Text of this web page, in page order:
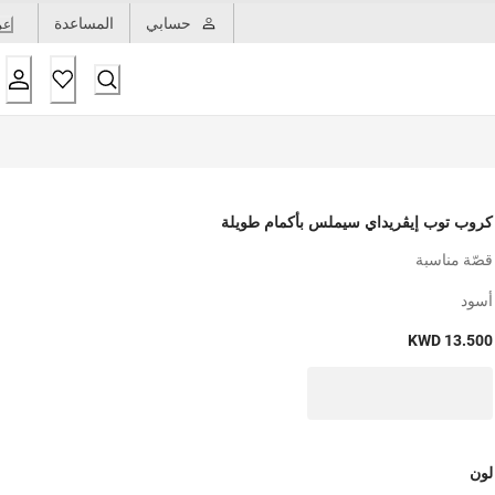
حسابي المساعدة
كروب توب إيڤريداي سيملس بأكمام طويلة
قصّة مناسبة
أسود
KWD 13.500
لون